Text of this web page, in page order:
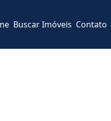
Buscar Imóveis Contato